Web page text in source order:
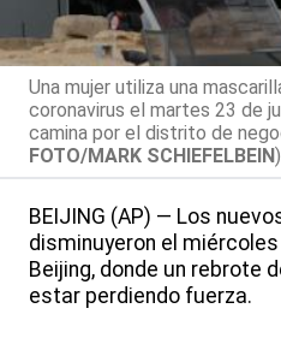
Una mujer utiliza una
coronavirus el martes 23 de
camina por el distrito de
FOTO/MARK SCHIEFELBEIN)
BEIJING (AP) — Los
disminuyeron el miércoles
Beijing, donde un rebrote
estar perdiendo fuerza.